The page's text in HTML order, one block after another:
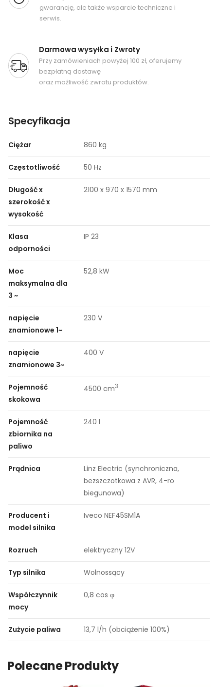
gwarancję, ale także wsparcie techniczne i
serwis.
Darmowa wysyłka i Zwroty
Przy zamówieniach powyżej 100 zł, oferujemy
bezpłatną dostawę
oraz możliwość zwrotu produktów.
Specyfikacja
Ciężar 860 kg
Częstotliwość 50 Hz
Długość x
szerokość x
wysokość
2100 x 970 x 1570 mm
Klasa
odporności
IP 23
Moc
maksymalna dla
3 ~
52,8 kW
napięcie
znamionowe 1~
230 V
napięcie
znamionowe 3~
400 V
Pojemność
skokowa
4500 cm3
Pojemność
zbiornika na
paliwo
240 l
Prądnica
Linz Electric (synchroniczna,
bezszczotkowa z AVR, 4-ro
biegunowa)
Producent i
model silnika
Iveco NEF45SM1A
Rozruch elektryczny 12V
Typ silnika Wolnossący
Współczynnik
mocy
0,8 cos φ
Zużycie paliwa 13,7 l/h (obciążenie 100%)
Polecane Produkty